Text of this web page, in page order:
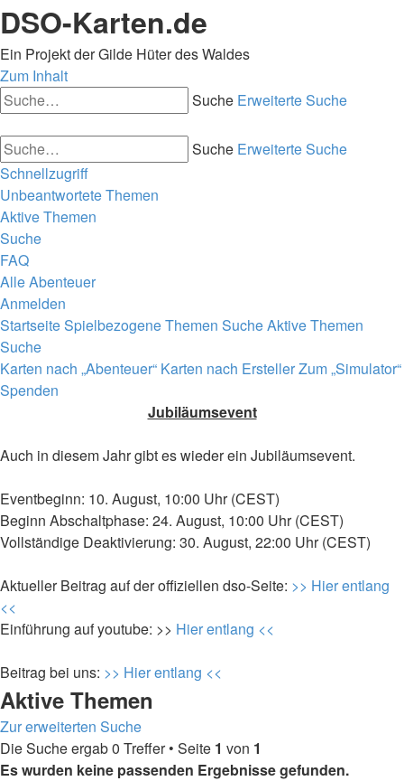
DSO-Karten.de
Ein Projekt der Gilde Hüter des Waldes
Zum Inhalt
Suche Erweiterte Suche
Suche Erweiterte Suche
Schnellzugriff
Unbeantwortete Themen
Aktive Themen
Suche
FAQ
Alle Abenteuer
Anmelden
StartseiteSpielbezogene Themen SucheAktive Themen
Suche
Karten nach „Abenteuer“ Karten nach ErstellerZum „Simulator“
Spenden
Jubiläumsevent
Auch in diesem Jahr gibt es wieder ein Jubiläumsevent.
Eventbeginn: 10. August, 10:00 Uhr (CEST)
Beginn Abschaltphase: 24. August, 10:00 Uhr (CEST)
Vollständige Deaktivierung: 30. August, 22:00 Uhr (CEST)
Aktueller Beitrag auf der offiziellen dso-Seite: >> Hier entlang
<<
Einführung auf youtube: >> Hier entlang <<
Beitrag bei uns: >> Hier entlang <<
Aktive Themen
Zur erweiterten Suche
Die Suche ergab 0 Treffer • Seite 1 von 1
Es wurden keine passenden Ergebnisse gefunden.